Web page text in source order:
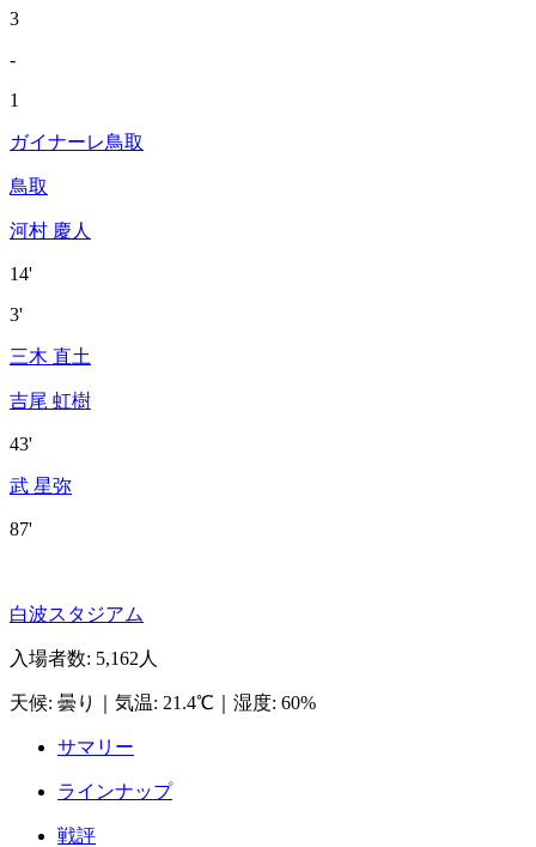
3
-
1
ガイナーレ鳥取
鳥取
河村 慶人
14'
3'
三木 直土
吉尾 虹樹
43'
武 星弥
87'
白波スタジアム
入場者数: 5,162人
天候: 曇り 気温: 21.4℃ 湿度: 60%
サマリー
ラインナップ
戦評